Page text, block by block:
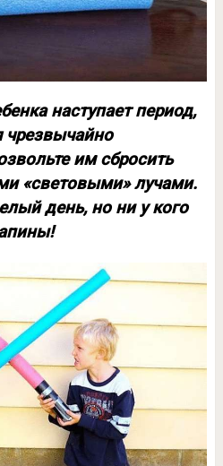
наступает период,
чрезвычайно
им сбросить
«световыми» лучами.
день, но ни у кого